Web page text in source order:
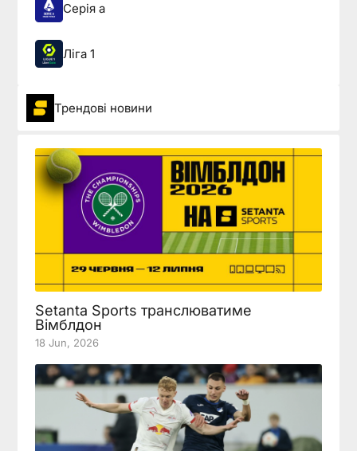
Серія а
Ліга 1
Трендові новини
Setanta Sports транслюватиме
Вімблдон
18 Jun, 2026